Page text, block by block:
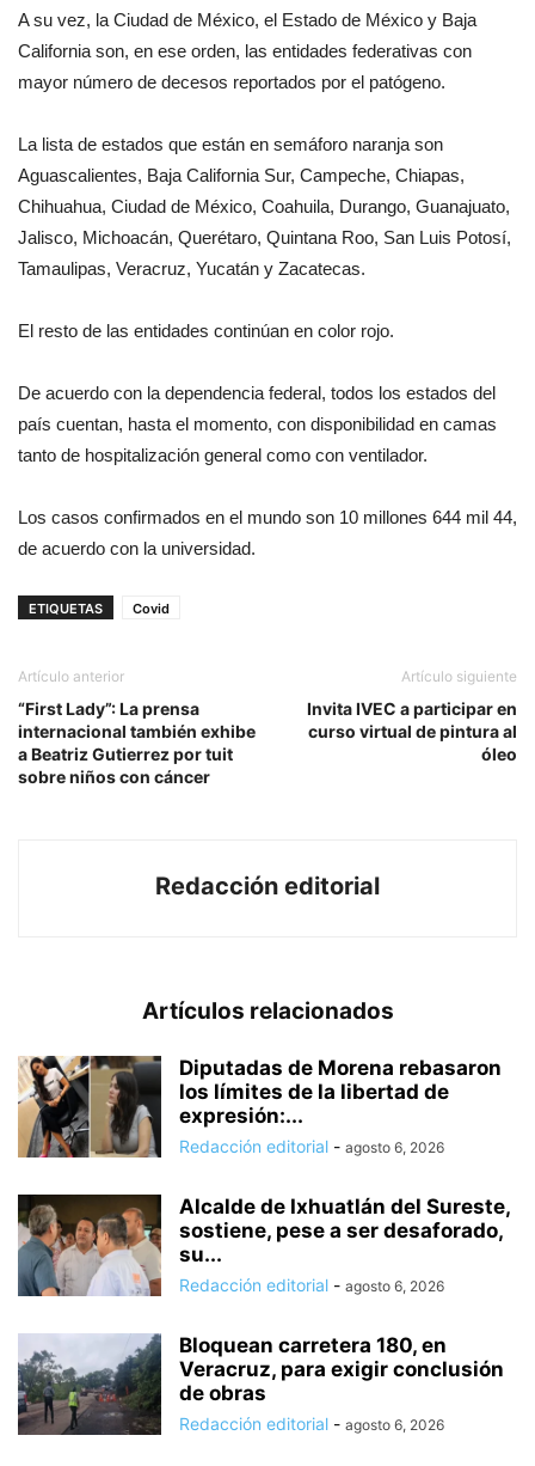
A su vez, la Ciudad de México, el Estado de México y Baja
California son, en ese orden, las entidades federativas con
mayor número de decesos reportados por el patógeno.
La lista de estados que están en semáforo naranja son
Aguascalientes, Baja California Sur, Campeche, Chiapas,
Chihuahua, Ciudad de México, Coahuila, Durango, Guanajuato,
Jalisco, Michoacán, Querétaro, Quintana Roo, San Luis Potosí,
Tamaulipas, Veracruz, Yucatán y Zacatecas.
El resto de las entidades continúan en color rojo.
De acuerdo con la dependencia federal, todos los estados del
país cuentan, hasta el momento, con disponibilidad en camas
tanto de hospitalización general como con ventilador.
Los casos confirmados en el mundo son 10 millones 644 mil 44,
de acuerdo con la universidad.
ETIQUETAS Covid
Artículo anterior
“First Lady”: La prensa
internacional también exhibe
a Beatriz Gutierrez por tuit
sobre niños con cáncer
Artículo siguiente
Invita IVEC a participar en
curso virtual de pintura al
óleo
Redacción editorial
Artículos relacionados
Diputadas de Morena rebasaron
los límites de la libertad de
expresión:...
Redacción editorial - agosto 6, 2026
Alcalde de Ixhuatlán del Sureste,
sostiene, pese a ser desaforado,
su...
Redacción editorial - agosto 6, 2026
Bloquean carretera 180, en
Veracruz, para exigir conclusión
de obras
Redacción editorial - agosto 6, 2026